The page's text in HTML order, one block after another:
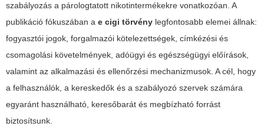
szabályozás a párologtatott nikotintermékekre vonatkozóan. A
publikáció fókuszában a e cigi törvény legfontosabb elemei állnak:
fogyasztói jogok, forgalmazói kötelezettségek, címkézési és
csomagolási követelmények, adóügyi és egészségügyi előírások,
valamint az alkalmazási és ellenőrzési mechanizmusok. A cél, hogy
a felhasználók, a kereskedők és a szabályozó szervek számára
egyaránt használható, keresőbarát és megbízható forrást
biztosítsunk.